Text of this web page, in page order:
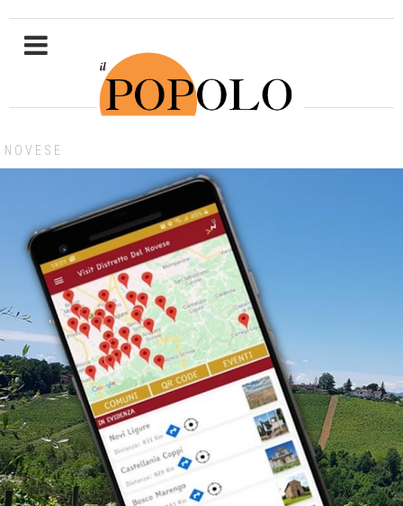
NOVESE